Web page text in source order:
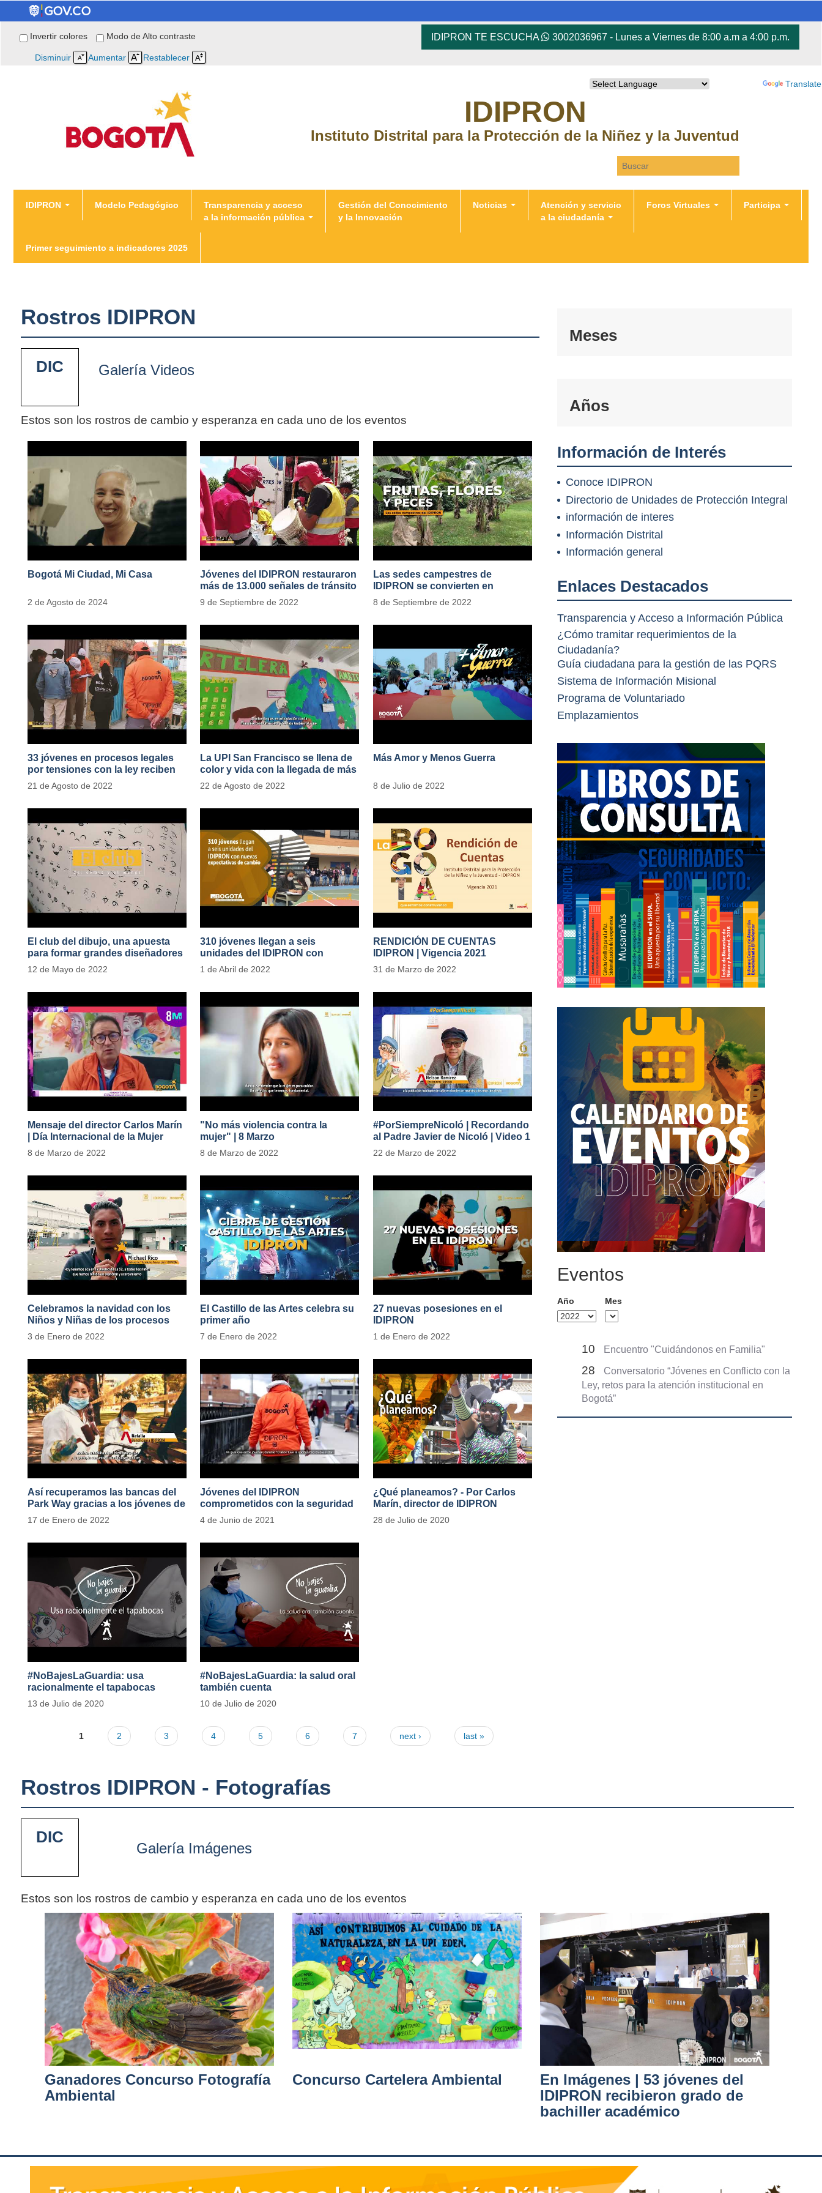
Invertir colores Modo de Alto contraste
Disminuir Aumentar Restablecer
IDIPRON TE ESCUCHA 3002036967 - Lunes a Viernes de 8:00 a.m a 4:00 p.m.
Translate
Search this site
IDIPRON
Instituto Distrital para la Protección de la Niñez y la Juventud
IDIPRON Modelo Pedagógico
Transparencia y acceso
a la información pública
Gestión del Conocimiento
y la Innovación
Noticias
Atención y servicio
a la ciudadanía
Foros Virtuales Participa
Primer seguimiento a indicadores 2025
You are here
Rostros IDIPRON
Galería Videos
Estos son los rostros de cambio y esperanza en cada uno de los eventos
Bogotá Mi Ciudad, Mi Casa
2 de Agosto de 2024
Jóvenes del IDIPRON restauraron
más de 13.000 señales de tránsito
9 de Septiembre de 2022
Las sedes campestres de
IDIPRON se convierten en
laboratorios agroecológicos
8 de Septiembre de 2022
33 jóvenes en procesos legales
por tensiones con la ley reciben
apoyo alimentario y pedagógico
del IDIPRON
21 de Agosto de 2022
La UPI San Francisco se llena de
color y vida con la llegada de más
de 1100 ejemplares vegetales
22 de Agosto de 2022
Más Amor y Menos Guerra
8 de Julio de 2022
El club del dibujo, una apuesta
para formar grandes diseñadores
del cómic y manga en IDIPRON
12 de Mayo de 2022
310 jóvenes llegan a seis
unidades del IDIPRON con
nuevas expectativas de cambio
1 de Abril de 2022
RENDICIÓN DE CUENTAS
IDIPRON | Vigencia 2021
#IdipronRindeCuentas
31 de Marzo de 2022
Mensaje del director Carlos Marín
| Día Internacional de la Mujer
8 de Marzo de 2022
"No más violencia contra la
mujer" | 8 Marzo
#MásOportunidadesParaLasMujeres
8 de Marzo de 2022
#PorSiempreNicoló | Recordando
al Padre Javier de Nicoló | Video 1
22 de Marzo de 2022
Celebramos la navidad con los
Niños y Niñas de los procesos
territoriales
3 de Enero de 2022
El Castillo de las Artes celebra su
primer año
7 de Enero de 2022
27 nuevas posesiones en el
IDIPRON
1 de Enero de 2022
Así recuperamos las bancas del
Park Way gracias a los jóvenes de
Cultura Ciudadana
17 de Enero de 2022
Jóvenes del IDIPRON
comprometidos con la seguridad
en el Transporte Público
4 de Junio de 2021
¿Qué planeamos? - Por Carlos
Marín, director de IDIPRON
28 de Julio de 2020
#NoBajesLaGuardia: usa
racionalmente el tapabocas
13 de Julio de 2020
#NoBajesLaGuardia: la salud oral
también cuenta
10 de Julio de 2020
Pages
1 2 3 4 5 6 7 next › last »
DIC
Meses
Años
Información de Interés
Conoce IDIPRON
Directorio de Unidades de Protección Integral
información de interes
Información Distrital
Información general
Enlaces Destacados
Transparencia y Acceso a Información Pública
¿Cómo tramitar requerimientos de la
Ciudadanía?
Guía ciudadana para la gestión de las PQRS
Sistema de Información Misional
Programa de Voluntariado
Emplazamientos
Eventos
Año Mes
10 Encuentro "Cuidándonos en Familia"
28
Conversatorio “Jóvenes en Conflicto con la
Ley, retos para la atención institucional en
Bogotá”
Rostros IDIPRON - Fotografías
Galería Imágenes
Estos son los rostros de cambio y esperanza en cada uno de los eventos
Ganadores Concurso Fotografía
Ambiental
Concurso Cartelera Ambiental
En Imágenes | 53 jóvenes del
IDIPRON recibieron grado de
bachiller académico
DIC